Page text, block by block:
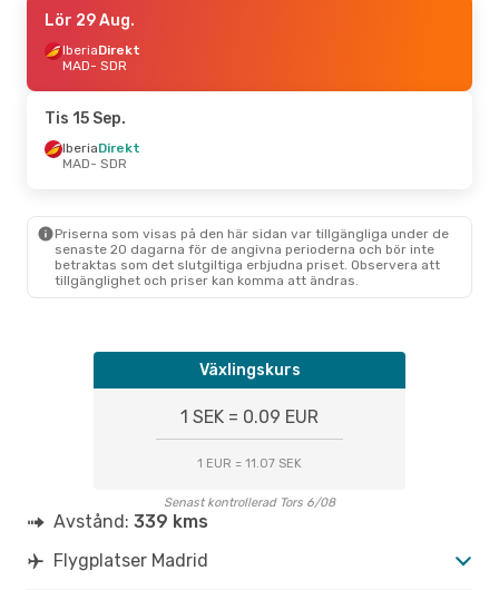
Mån 24 Aug.
IberiaDirekt
MAD- SDR
SDR- MAD
Lör 5 Sep.- Mån 7 Sep.
SDR
Lör 29 Aug.
IberiaDirekt
MAD- SDR
Tis 15 Sep.
IberiaDirekt
MAD- SDR
Priserna som visas på den här sidan var tillgängliga under de
senaste 20 dagarna för de angivna perioderna och bör inte
betraktas som det slutgiltiga erbjudna priset. Observera att
tillgänglighet och priser kan komma att ändras.
Växlingskurs
1 SEK = 0.09 EUR
1 EUR = 11.07 SEK
Senast kontrollerad Tors 6/08
Avstånd: 339 kms
Flygplatser Madrid